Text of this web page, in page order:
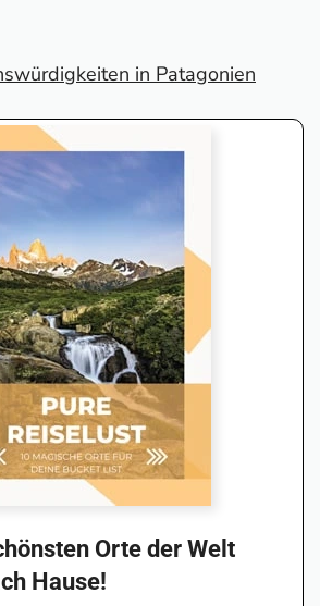
in Patagonien
Orte der Welt
Hause!